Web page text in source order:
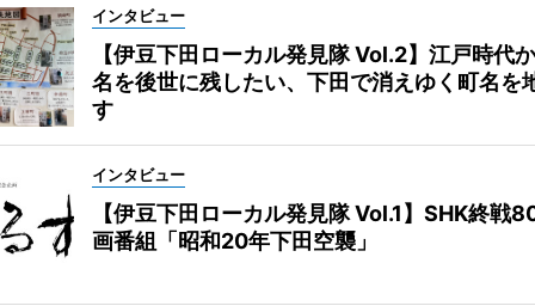
インタビュー
【伊豆下田ローカル発見隊 Vol.2】江戸時代
名を後世に残したい、下田で消えゆく町名を
す
インタビュー
【伊豆下田ローカル発見隊 Vol.1】SHK終戦
画番組「昭和20年下田空襲」